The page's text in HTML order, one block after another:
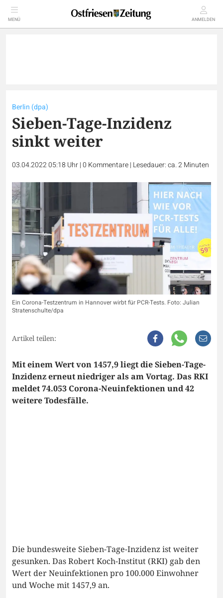
MENÜ ANMELDEN
Berlin (dpa)
Sieben-Tage-Inzidenz
sinkt weiter
03.04.2022 05:18 Uhr|0 Kommentare| Lesedauer: ca. 2 Minuten
Ein Corona-Testzentrum in Hannover wirbt für PCR-Tests. Foto: Julian
Stratenschulte/dpa
Artikel teilen:
Mit einem Wert von 1457,9 liegt die Sieben-Tage-
Inzidenz erneut niedriger als am Vortag. Das RKI
meldet 74.053 Corona-Neuinfektionen und 42
weitere Todesfälle.
Die bundesweite Sieben-Tage-Inzidenz ist weiter
gesunken. Das Robert Koch-Institut (RKI) gab den
Wert der Neuinfektionen pro 100.000 Einwohner
und Woche mit 1457,9 an.